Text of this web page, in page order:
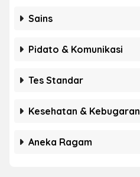
Sains
Pidato & Komunikasi
Tes Standar
Kesehatan & Kebugaran
Aneka Ragam